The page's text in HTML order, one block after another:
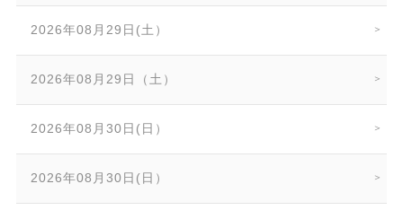
2026年08月29日(土）
2026年08月29日（土）
2026年08月30日(日）
2026年08月30日(日）